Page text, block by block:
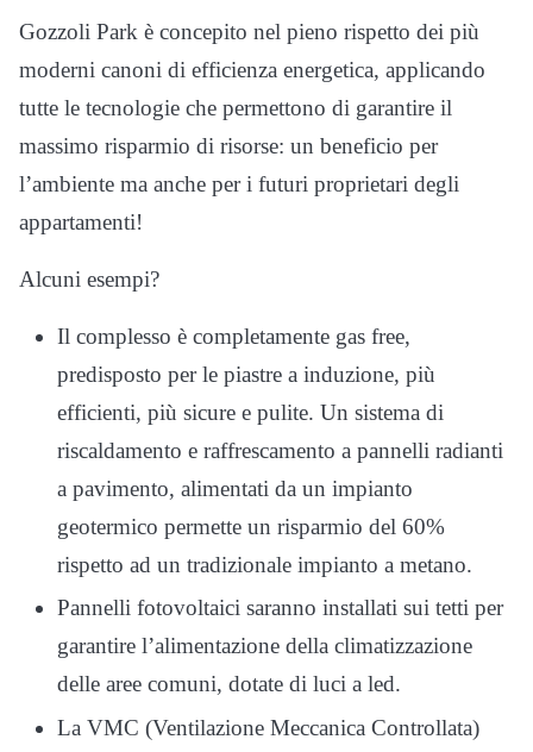
Gozzoli Park è concepito nel pieno rispetto dei più
moderni canoni di efficienza energetica, applicando
tutte le tecnologie che permettono di garantire il
massimo risparmio di risorse: un beneficio per
l’ambiente ma anche per i futuri proprietari degli
appartamenti!
Alcuni esempi?
Il complesso è completamente gas free,
predisposto per le piastre a induzione, più
efficienti, più sicure e pulite. Un sistema di
riscaldamento e raffrescamento a pannelli radianti
a pavimento, alimentati da un impianto
geotermico permette un risparmio del 60%
rispetto ad un tradizionale impianto a metano.
Pannelli fotovoltaici saranno installati sui tetti per
garantire l’alimentazione della climatizzazione
delle aree comuni, dotate di luci a led.
La VMC (Ventilazione Meccanica Controllata)